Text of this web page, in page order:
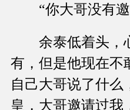
“你大哥没有邀
余泰低着头，
有，但是他现在不
自己大哥说了什么
皇，大哥邀请过我